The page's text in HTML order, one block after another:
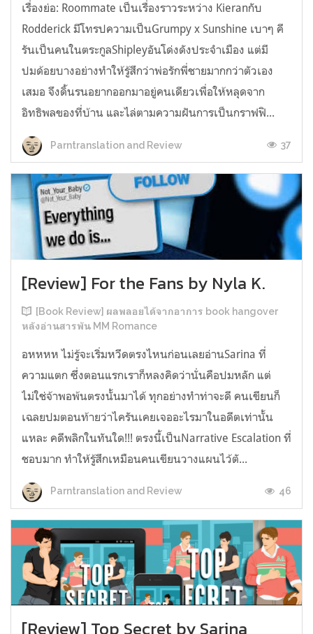
เรื่องย่อ: Roommate เป็นเรื่องราวระหว่าง Kieranกับ
Rodderick มีโทรปความเป็นGrumpy x Sunshine เบาๆ คี
รันเป็นคนในตระกูลShipleyอันโด่งดังประจำเมือง แต่มี
ปมด้อยบางอย่างทำให้รู้สึกว่าพ่อรักพี่ชายมากกว่าตัวเอง
เสมอ จึงดิ้นรนอยากออกมาอยู่คนเดียวเพื่อให้หลุดจาก
อิทธิพลของที่บ้าน และไล่ตามความฝันการเป็นกราฟฟิ...
Parntranslation and Review 37
[Review] For the Fans by Nyla K.
[Book Review] ผลพลอยได้จากอาการ book hangover
หลังอ่านสารพัน MM Romance
อหหหห ไม่รู้จะเริ่มหวีดตรงไหนก่อนเลยอ่านSarina ที่
ความแตก ซึ่งตอนแรกเราก็หลงคิดว่านั่นคือปมหลัก แต่
ไม่ใช่จ้าพอพ้นตรงนั้นมาได้ ทุกอย่างทำท่าจะดี คนเขียนก็
เฉลยปมตอนท้ายว่าไครันเคยเจออะไรมาในอดีตเท่านั้น
แหละ คดีพลิกในทันใด!!! ตรงนี้เป็นNarrative Escalation ที่
ชอบมาก ทำให้รู้สึกเหมือนคนเขียนวางแผนไว้ตั...
Parntranslation and Review 46
[Review] Top Secret by Sarina